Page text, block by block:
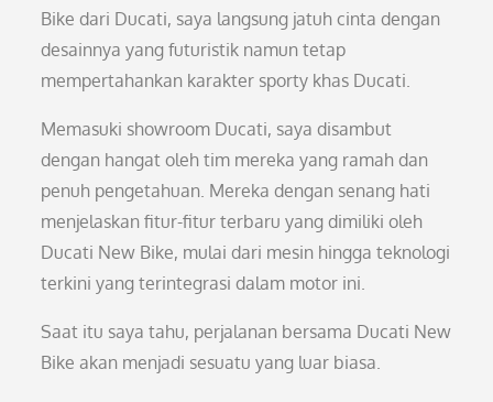
Bike dari Ducati, saya langsung jatuh cinta dengan
desainnya yang futuristik namun tetap
mempertahankan karakter sporty khas Ducati.
Memasuki showroom Ducati, saya disambut
dengan hangat oleh tim mereka yang ramah dan
penuh pengetahuan. Mereka dengan senang hati
menjelaskan fitur-fitur terbaru yang dimiliki oleh
Ducati New Bike, mulai dari mesin hingga teknologi
terkini yang terintegrasi dalam motor ini.
Saat itu saya tahu, perjalanan bersama Ducati New
Bike akan menjadi sesuatu yang luar biasa.